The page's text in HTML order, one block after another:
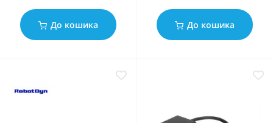
До кошика До кошика